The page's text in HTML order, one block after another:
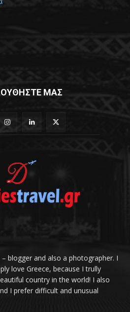
ΜΑΣ
blogger and also a photographer. I
love Greece, because I trully
country in the world! I also
I prefer difficult and unusual